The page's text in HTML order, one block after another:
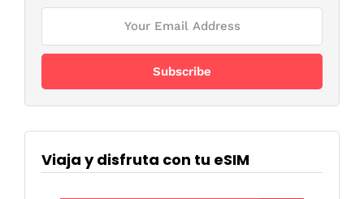
Viaja y disfruta con tu eSIM